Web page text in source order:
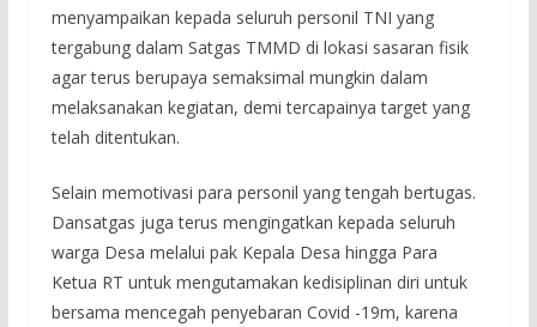
menyampaikan kepada seluruh personil TNI yang
tergabung dalam Satgas TMMD di lokasi sasaran fisik
agar terus berupaya semaksimal mungkin dalam
melaksanakan kegiatan, demi tercapainya target yang
telah ditentukan.
Selain memotivasi para personil yang tengah bertugas.
Dansatgas juga terus mengingatkan kepada seluruh
warga Desa melalui pak Kepala Desa hingga Para
Ketua RT untuk mengutamakan kedisiplinan diri untuk
bersama mencegah penyebaran Covid -19m, karena